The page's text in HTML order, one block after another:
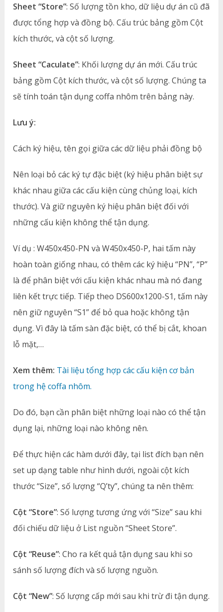
Sheet “Store”: Số lượng tồn kho, dữ liệu dự án cũ đã
được tổng hợp và đồng bộ. Cấu trúc bảng gồm Cột
kích thước, và cột số lượng.
Sheet “Caculate”: Khối lượng dự án mới. Cấu trúc
bảng gồm Cột kích thước, và cột số lượng. Chúng ta
sẽ tính toán tận dụng coffa nhôm trên bảng này.
Lưu ý:
Cách ký hiệu, tên gọi giữa các dữ liệu phải đồng bộ
Nên loại bỏ các ký tự đặc biệt (ký hiệu phân biệt sự
khác nhau giữa các cấu kiện cùng chủng loại, kích
thước). Và giữ nguyên ký hiệu phân biệt đối với
những cấu kiện không thể tận dụng.
Ví dụ : W450x450-PN và W450x450-P, hai tấm này
hoàn toàn giống nhau, có thêm các ký hiệu “PN”, “P”
là để phân biệt với cấu kiện khác nhau mà nó đang
liên kết trực tiếp. Tiếp theo DS600x1200-S1, tấm này
nên giữ nguyên “S1” để bỏ qua hoặc không tận
dụng. Vì đây là tấm sàn đặc biệt, có thể bị cắt, khoan
lỗ mặt,…
Xem thêm: Tài liệu tổng hợp các cấu kiện cơ bản
trong hệ coffa nhôm.
Do đó, bạn cần phân biệt những loại nào có thể tận
dụng lại, những loại nào không nên.
Để thực hiện các hàm dưới đây, tại list đích bạn nên
set up dạng table như hình dưới, ngoài cột kích
thước “Size”, số lượng “Q’ty”, chúng ta nên thêm:
Cột “Store”: Số lượng tương ứng với “Size” sau khi
đối chiếu dữ liệu ở List nguồn “Sheet Store”.
Cột “Reuse”: Cho ra kết quả tận dụng sau khi so
sánh số lượng đích và số lượng nguồn.
Cột “New”: Số lượng cấp mới sau khi trừ đi tận dụng.